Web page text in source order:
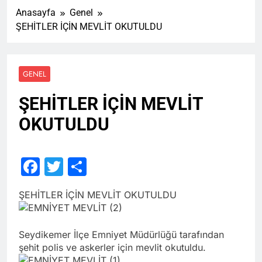
Anasayfa
Genel
ŞEHİTLER İÇİN MEVLİT OKUTULDU
GENEL
ŞEHİTLER İÇİN MEVLİT
OKUTULDU
Facebook
Twitter
ŞEHİTLER İÇİN MEVLİT OKUTULDU
Seydikemer İlçe Emniyet Müdürlüğü tarafından
şehit polis ve askerler için mevlit okutuldu.